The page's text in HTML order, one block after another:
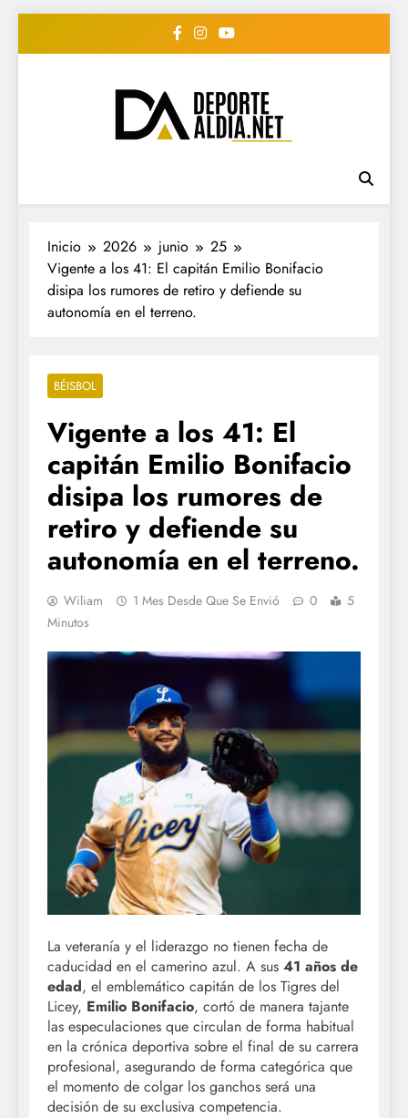
• DEPORTE AL DIA •
"Periodico Deportivo
Digital"
#deportealdiard #deportealdiaperiodico
Inicio 2026 junio
25
Vigente a los 41: El capitán Emilio Bonifacio
disipa los rumores de retiro y defiende su
autonomía en el terreno.
BÉISBOL
Vigente a los 41: El
capitán Emilio Bonifacio
disipa los rumores de
retiro y defiende su
autonomía en el terreno.
Wiliam 1 Mes Desde Que Se Envió 0
5
Minutos
La veteranía y el liderazgo no tienen fecha de
caducidad en el camerino azul. A sus 41 años de
edad, el emblemático capitán de los Tigres del
Licey, Emilio Bonifacio, cortó de manera tajante
las especulaciones que circulan de forma habitual
en la crónica deportiva sobre el final de su carrera
profesional, asegurando de forma categórica que
el momento de colgar los ganchos será una
decisión de su exclusiva competencia.